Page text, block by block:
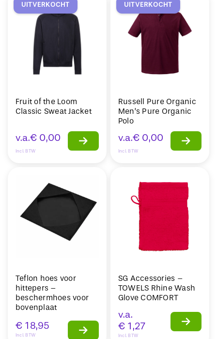
UITVERKOCHT
Fruit of the Loom
Classic Sweat Jacket
v.a.€ 0,00
Incl. BTW
UITVERKOCHT
Russell Pure Organic
Men’s Pure Organic
Polo
v.a.€ 0,00
Incl. BTW
Teflon hoes voor
hittepers –
beschermhoes voor
bovenplaat
€ 18,95
Incl. BTW
SG Accessories –
TOWELS Rhine Wash
Glove COMFORT
v.a.
€ 1,27
Incl. BTW